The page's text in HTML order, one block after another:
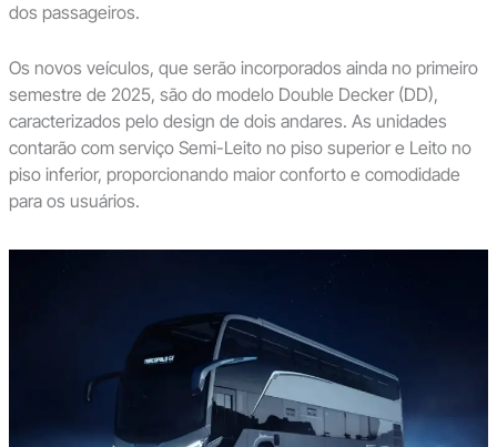
dos passageiros.
Os novos veículos, que serão incorporados ainda no primeiro
semestre de 2025, são do modelo Double Decker (DD),
caracterizados pelo design de dois andares. As unidades
contarão com serviço Semi-Leito no piso superior e Leito no
piso inferior, proporcionando maior conforto e comodidade
para os usuários.